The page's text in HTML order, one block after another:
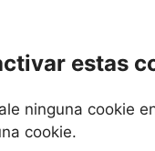
estas
ninguna cookie
cookie.